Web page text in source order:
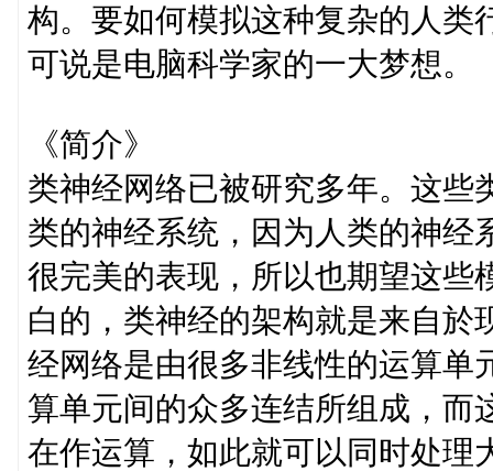
构。要如何模拟这种复杂的人类
可说是电脑科学家的一大梦想。
《简介》
类神经网络已被研究多年。这些
类的神经系统，因为人类的神经
很完美的表现，所以也期望这些
白的，类神经的架构就是来自於
经网络是由很多非线性的运算单
算单元间的众多连结所组成，而
在作运算，如此就可以同时处理